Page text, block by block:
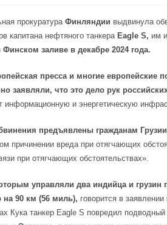
прокуратураФинляндии выдвинула
капитана нефтяного танкера Eagle S, им
Финском заливе в декабре 2024 года.
пресса и многие европейские
заявляли, что это дело рук
информационную и энергетическую
предъявлены гражданам
причинении вреда при отягчающих
при отягчающих обстоятельствах».
управляли два индийца и
на 90 км (56 миль), говорится в
Кука танкер Eagle S повредил